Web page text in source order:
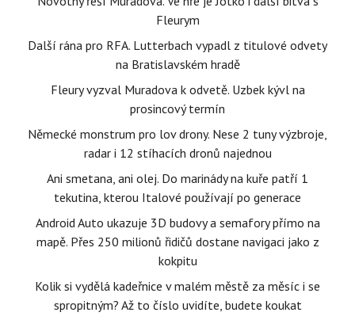
Fleurym
Další rána pro RFA. Lutterbach vypadl z titulové odvety
na Bratislavském hradě
Fleury vyzval Muradova k odvetě. Uzbek kývl na
prosincový termín
Německé monstrum pro lov drony. Nese 2 tuny výzbroje,
radar i 12 stíhacích dronů najednou
Ani smetana, ani olej. Do marinády na kuře patří 1
tekutina, kterou Italové používají po generace
Android Auto ukazuje 3D budovy a semafory přímo na
mapě. Přes 250 milionů řidičů dostane navigaci jako z
kokpitu
Kolik si vydělá kadeřnice v malém městě za měsíc i se
spropitným? Až to číslo uvidíte, budete koukat